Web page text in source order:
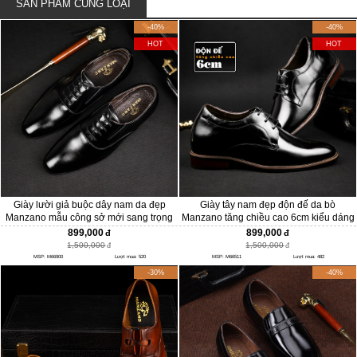
SẢN PHẨM CÙNG LOẠI
-40%
HOT
Giày lười giả buộc dây nam da đẹp
Manzano mẫu công sở mới sang trọng
và hiện đại M66900
899,000
1,500,000
MSP: M66900 Lượt mua: 520
-40%
HOT
Giày tây nam đẹp độn đế da bò
Manzano tăng chiều cao 6cm kiểu dáng
mạnh mẽ sang trọng M66511
899,000
1,500,000
MSP: M66511 Lượt mua: 482
-30% -40%